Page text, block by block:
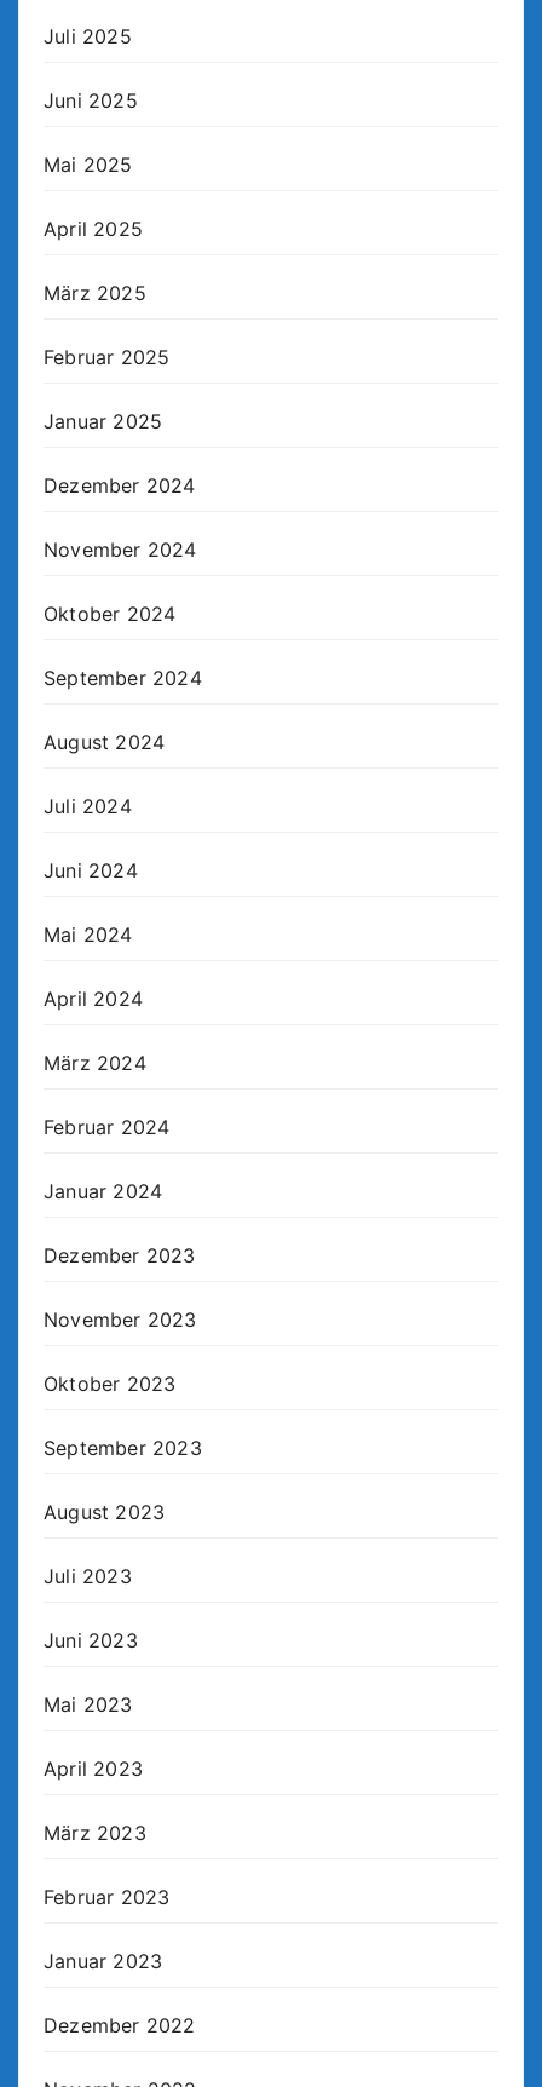
Juli 2025
Juni 2025
Mai 2025
April 2025
März 2025
Februar 2025
Januar 2025
Dezember 2024
November 2024
Oktober 2024
September 2024
August 2024
Juli 2024
Juni 2024
Mai 2024
April 2024
März 2024
Februar 2024
Januar 2024
Dezember 2023
November 2023
Oktober 2023
September 2023
August 2023
Juli 2023
Juni 2023
Mai 2023
April 2023
März 2023
Februar 2023
Januar 2023
Dezember 2022